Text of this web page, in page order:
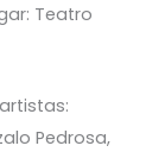
Teatro
Pedrosa,